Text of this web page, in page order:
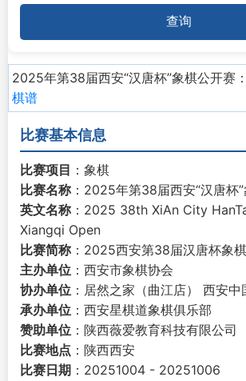
查询
2025年第38届西安“汉唐杯”象棋公开赛：
棋谱
比赛基本信息
比赛项目 ：象棋
比赛名称 ：2025年第38届西安“汉唐杯
英文名称 ：2025 38th XiAn City
Xiangqi Open
比赛简称 ：2025西安第38届汉唐杯象
主办单位 ：西安市象棋协会
协办单位 ：居然之家（曲江店） 西安
承办单位 ：西安星棋道象棋俱乐部
赞助单位 ：陕西薇爱教育科技有限公司
比赛地点 ：陕西西安
比赛日期 ：20251004 - 20251006